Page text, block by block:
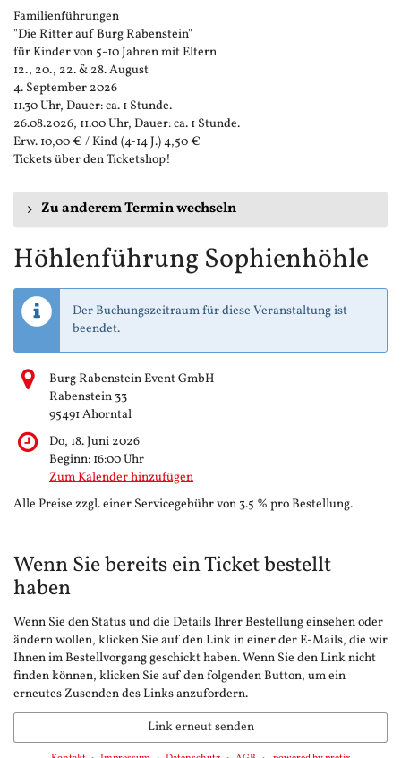
Familienführungen
"Die Ritter auf Burg Rabenstein"
für Kinder von 5-10 Jahren mit Eltern
12., 20., 22. & 28. August
4. September 2026
11.30 Uhr, Dauer: ca. 1 Stunde.
26.08.2026, 11.00 Uhr, Dauer: ca. 1 Stunde.
Erw. 10,00 € / Kind (4-14 J.) 4,50 €
Tickets über den Ticketshop!
Zu anderem Termin wechseln
Höhlenführung Sophienhöhle
Der Buchungszeitraum für diese Veranstaltung ist
beendet.
Burg Rabenstein Event GmbH
Rabenstein 33
95491 Ahorntal
Do, 18. Juni 2026
Beginn: 16:00Uhr
Zum Kalender hinzufügen
Alle Preise zzgl. einer Servicegebühr von 3.5 % pro Bestellung.
Wenn Sie bereits ein Ticket bestellt
haben
Wenn Sie den Status und die Details Ihrer Bestellung einsehen oder
ändern wollen, klicken Sie auf den Link in einer der E-Mails, die wir
Ihnen im Bestellvorgang geschickt haben. Wenn Sie den Link nicht
finden können, klicken Sie auf den folgenden Button, um ein
erneutes Zusenden des Links anzufordern.
Link erneut senden